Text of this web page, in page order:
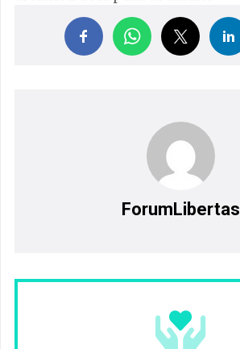
ForumLibertas